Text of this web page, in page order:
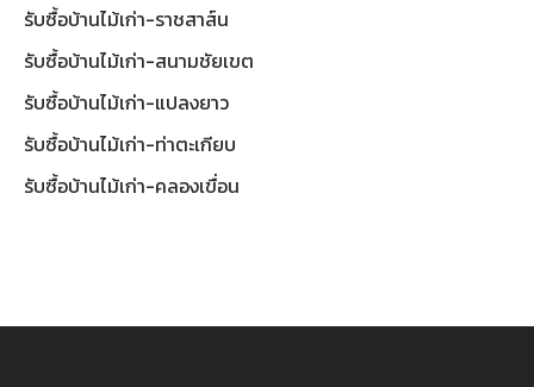
รับซื้อบ้านไม้เก่า-ราชสาส์น
รับซื้อบ้านไม้เก่า-สนามชัยเขต
รับซื้อบ้านไม้เก่า-แปลงยาว
รับซื้อบ้านไม้เก่า-ท่าตะเกียบ
รับซื้อบ้านไม้เก่า-คลองเขื่อน